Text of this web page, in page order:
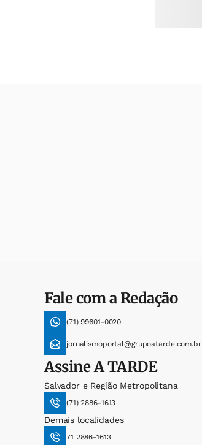
Fale com a Redação
(71) 99601-0020
jornalismoportal@grupoatarde.com.br
AssineA TARDE
Salvador e Região Metropolitana
(71) 2886-1613
Demais localidades
71 2886-1613